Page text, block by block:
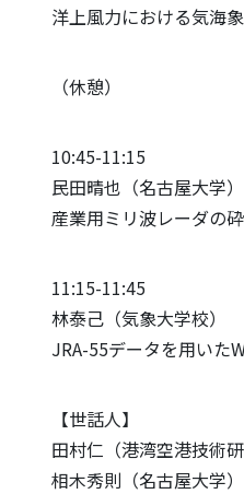
洋上風力における気海
（休憩）
10:45-11:15
民田晴也（名古屋大学）
産業用ミリ波レーダの
11:15-11:45
林泰己（気象大学校）
JRA-55データを用い
【世話人】
田村仁（港湾空港技術研
相木秀則（名古屋大学）